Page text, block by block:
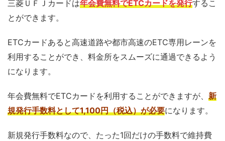
三菱ＵＦＪカードは年会費無料でETCカードを発行するこ
とができます。
ETCカードあると高速道路や都市高速のETC専用レーンを
利用することができ、料金所をスムーズに通過できるよう
になります。
年会費無料でETCカードを利用することができますが、 新
規発行手数料として1,100円（税込）が必要になります。
新規発行手数料なので、たった1回だけの手数料で維持費